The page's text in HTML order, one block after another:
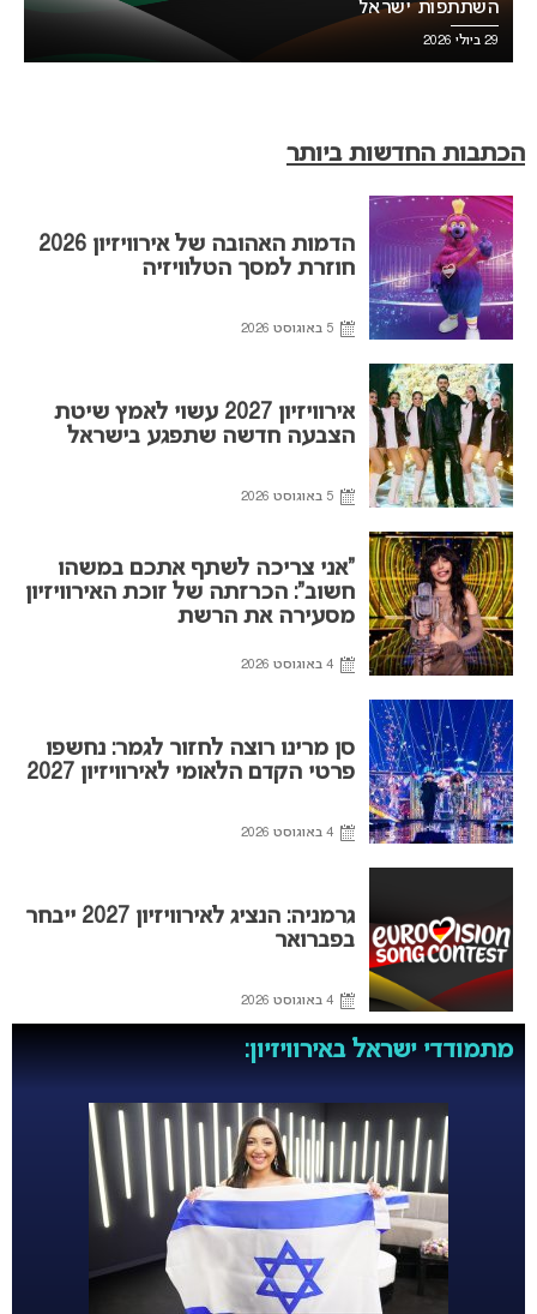
השתתפות ישראל
29 ביולי 2026
הכתבות החדשות ביותר
הדמות האהובה של אירוויזיון 2026
חוזרת למסך הטלוויזיה
5 באוגוסט 2026
אירוויזיון 2027 עשוי לאמץ שיטת
הצבעה חדשה שתפגע בישראל
5 באוגוסט 2026
“אני צריכה לשתף אתכם במשהו
חשוב”: הכרזתה של זוכת האירוויזיון
מסעירה את הרשת
4 באוגוסט 2026
סן מרינו רוצה לחזור לגמר: נחשפו
פרטי הקדם הלאומי לאירוויזיון 2027
4 באוגוסט 2026
גרמניה: הנציג לאירוויזיון 2027 ייבחר
בפברואר
4 באוגוסט 2026
מתמודדי ישראל באירוויזיון: